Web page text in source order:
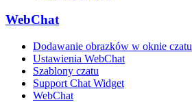
WebChat
Dodawanie obrazków w oknie czatu
Ustawienia WebChat
Szablony czatu
Support Chat Widget
WebChat